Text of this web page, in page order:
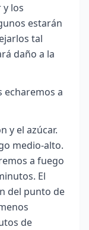
los
estarán
tal
daño a la
echaremos a
y el azúcar.
medio-alto.
a fuego
El
del punto de
de